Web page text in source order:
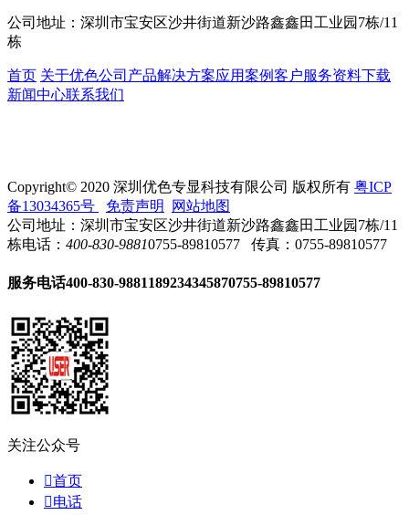
公司地址： 深圳市宝安区沙井街道新沙路鑫鑫田工业园7栋/11
栋
首页 关于优色公司产品解决方案应用案例客户服务资料下载
新闻中心联系我们
Copyright© 2020 深圳优色专显科技有限公司 版权所有 粤ICP
备13034365号
免责声明
网站地图
公司地址：深圳市宝安区沙井街道新沙路鑫鑫田工业园7栋/11
栋电话： 400-830-98810755-89810577 传真：0755-89810577
服务电话400-830-9881189234345870755-89810577
关注公众号
首页
电话